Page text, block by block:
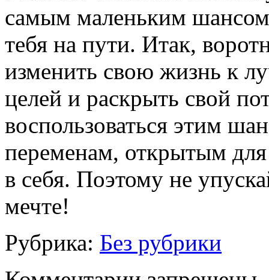
самым маленьким
тебя на пути. Итак,
изменить свою жизнь к
целей и раскрыть свой
воспользоваться этим
переменам, открытым
в себя. Поэтому не
мечте!
Рубрика: Без рубрики